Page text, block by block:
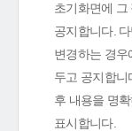
초기화면에 그
공지합니다.
변경하는 경우
두고 공지합니
후 내용을 명
표시합니다.